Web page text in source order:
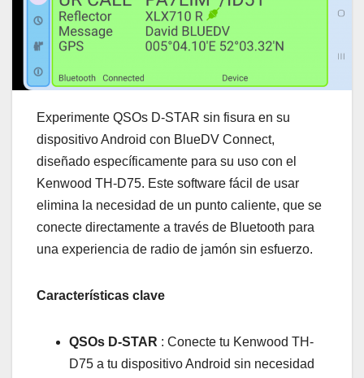
Experimente QSOs D-STAR sin fisura en su
dispositivo Android con BlueDV Connect,
diseñado específicamente para su uso con el
Kenwood TH-D75. Este software fácil de usar
elimina la necesidad de un punto caliente, que se
conecte directamente a través de Bluetooth para
una experiencia de radio de jamón sin esfuerzo.
Características clave
QSOs D-STAR : Conecte tu Kenwood TH-
D75 a tu dispositivo Android sin necesidad